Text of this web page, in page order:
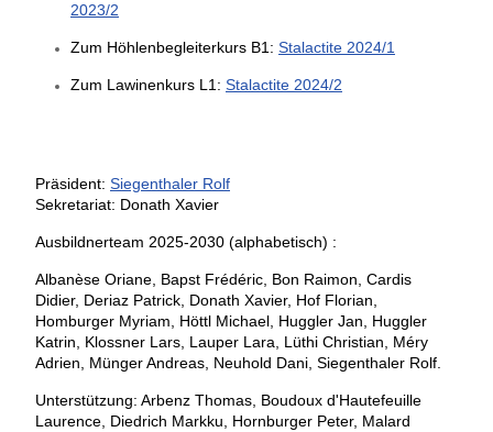
2023/2
Zum Höhlenbegleiterkurs B1: Stalactite 2024/1
Zum Lawinenkurs L1: Stalactite 2024/2
Präsident: Siegenthaler Rolf
Sekretariat: Donath Xavier
Ausbildnerteam 2025-2030 (alphabetisch) :
Albanèse Oriane, Bapst Frédéric, Bon Raimon, Cardis
Didier, Deriaz Patrick, Donath Xavier, Hof Florian,
Homburger Myriam, Höttl Michael, Huggler Jan, Huggler
Katrin, Klossner Lars, Lauper Lara, Lüthi Christian, Méry
Adrien, Münger Andreas, Neuhold Dani, Siegenthaler Rolf.
Unterstützung: Arbenz Thomas, Boudoux d'Hautefeuille
Laurence, Diedrich Markku, Hornburger Peter, Malard